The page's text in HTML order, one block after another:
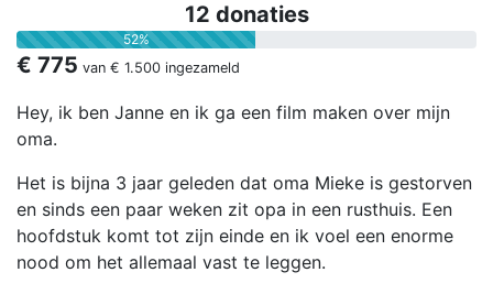
12 donaties
52%
€ 775 van € 1.500 ingezameld
Hey, ik ben Janne en ik ga een film maken over mijn
oma.
Het is bijna 3 jaar geleden dat oma Mieke is gestorven
en sinds een paar weken zit opa in een rusthuis. Een
hoofdstuk komt tot zijn einde en ik voel een enorme
nood om het allemaal vast te leggen.